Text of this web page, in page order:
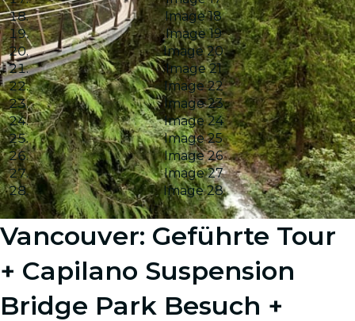
Image 18
Image 19
Image 20
Image 21
Image 22
Image 23
Image 24
Image 25
Image 26
Image 27
Image 28
Vancouver: Geführte Tour
+ Capilano Suspension
Bridge Park Besuch +